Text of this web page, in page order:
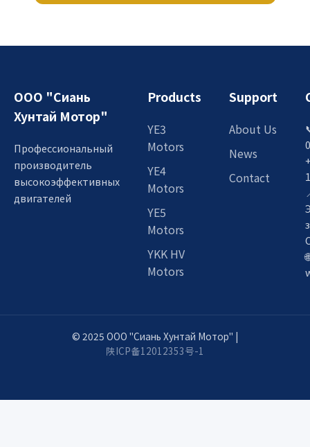
ООО "Сиань
Хунтай Мотор"
Профессиональный
производитель
высокоэффективных
двигателей
Products
YE3
Motors
YE4
Motors
YE5
Motors
YKK HV
Motors
Support
About Us
News
Contact
© 2025 ООО "Сиань Хунтай Мотор" |
陕ICP备12012353号-1